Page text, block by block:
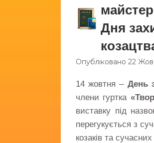
Дня
Опубліковано 22 Жов
14 жовтня – День
члени гуртка
виставку під
перегукується з
козаків та